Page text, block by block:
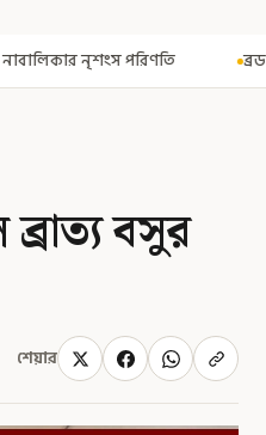
ব্রড পর্বতশৃঙ্গে তুষারধসে মৃত
বসুর
শেয়ার